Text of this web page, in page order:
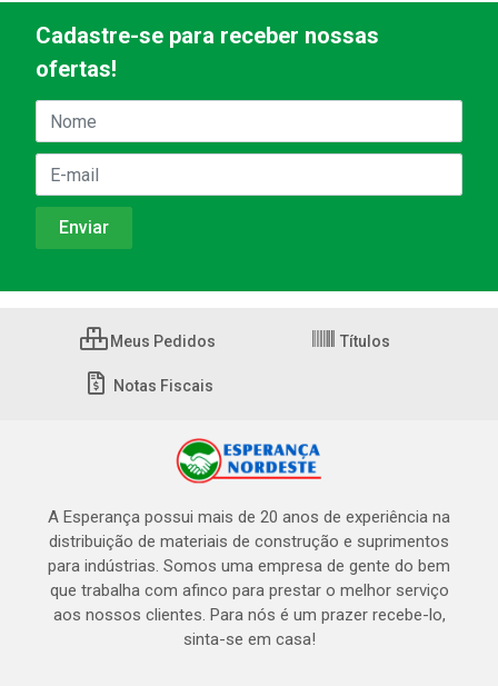
Cadastre-se para receber nossas
ofertas!
Meus Pedidos Títulos
Notas Fiscais
A Esperança possui mais de 20 anos de experiência na
distribuição de materiais de construção e suprimentos
para indústrias. Somos uma empresa de gente do bem
que trabalha com afinco para prestar o melhor serviço
aos nossos clientes. Para nós é um prazer recebe-lo,
sinta-se em casa!